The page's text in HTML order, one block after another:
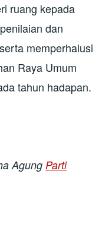
ruang kepada
dan
memperhalusi
Raya Umum
tahun hadapan.
Agung Parti